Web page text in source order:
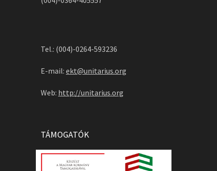
Tel.: (004)-0264-593236
E-mail: ekt@unitarius.org
Web: http://unitarius.org
TÁMOGATÓK